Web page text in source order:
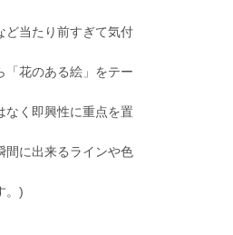
ど当たり前すぎて気付
「花のある絵」をテー
なく即興性に重点を置
間に出来るラインや色
。)